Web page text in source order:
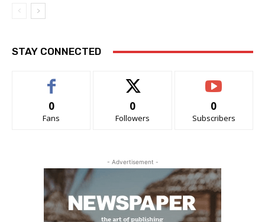
STAY CONNECTED
0
Fans
0
Followers
0
Subscribers
- Advertisement -